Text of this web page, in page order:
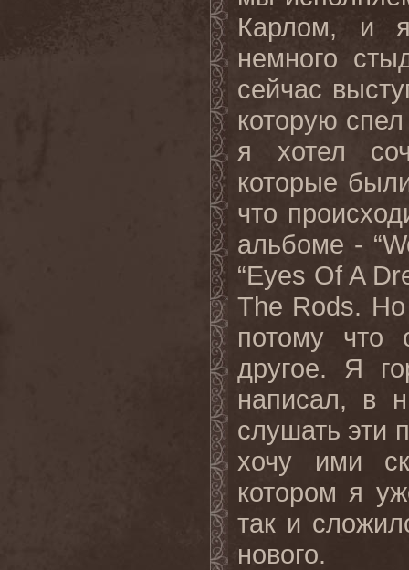
Карлом, и
немного
сейчас
которую
я хотел
которые
что
альбоме -
“Eyes Of A
The Rods.
потому что
другое. Я
написал, в
слушать эти
хочу ими
котором я
так и
нового.